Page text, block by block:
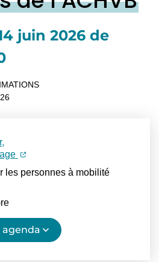
juin 2026 de
(ouverture dans un nouvel
(ouverture dans un nouvel
les personnes à mobilité